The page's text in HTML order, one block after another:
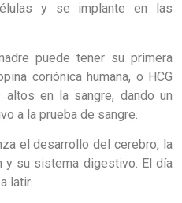
y se implante en las
puede tener su primera
coriónica humana, o HCG
en la sangre, dando un
a la prueba de sangre.
el desarrollo del cerebro, la
y su sistema digestivo. El día
latir.